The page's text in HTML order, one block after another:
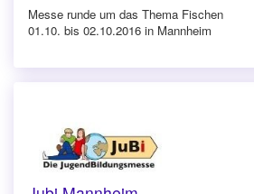
Messe runde um das Thema Fischen
01.10. bis 02.10.2016 in Mannheim